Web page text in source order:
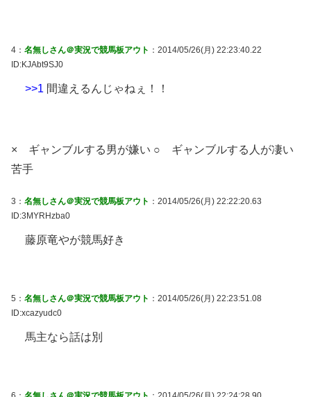
4： 名無しさん＠実況で競馬板アウト ：2014/05/26(月) 22:23:40.22
ID:KJAbt9SJ0
>>1 間違えるんじゃねぇ！！
× ギャンブルする男が嫌い ○ ギャンブルする人が凄い
苦手
3： 名無しさん＠実況で競馬板アウト ：2014/05/26(月) 22:22:20.63
ID:3MYRHzba0
藤原竜やが競馬好き
5： 名無しさん＠実況で競馬板アウト ：2014/05/26(月) 22:23:51.08
ID:xcazyudc0
馬主なら話は別